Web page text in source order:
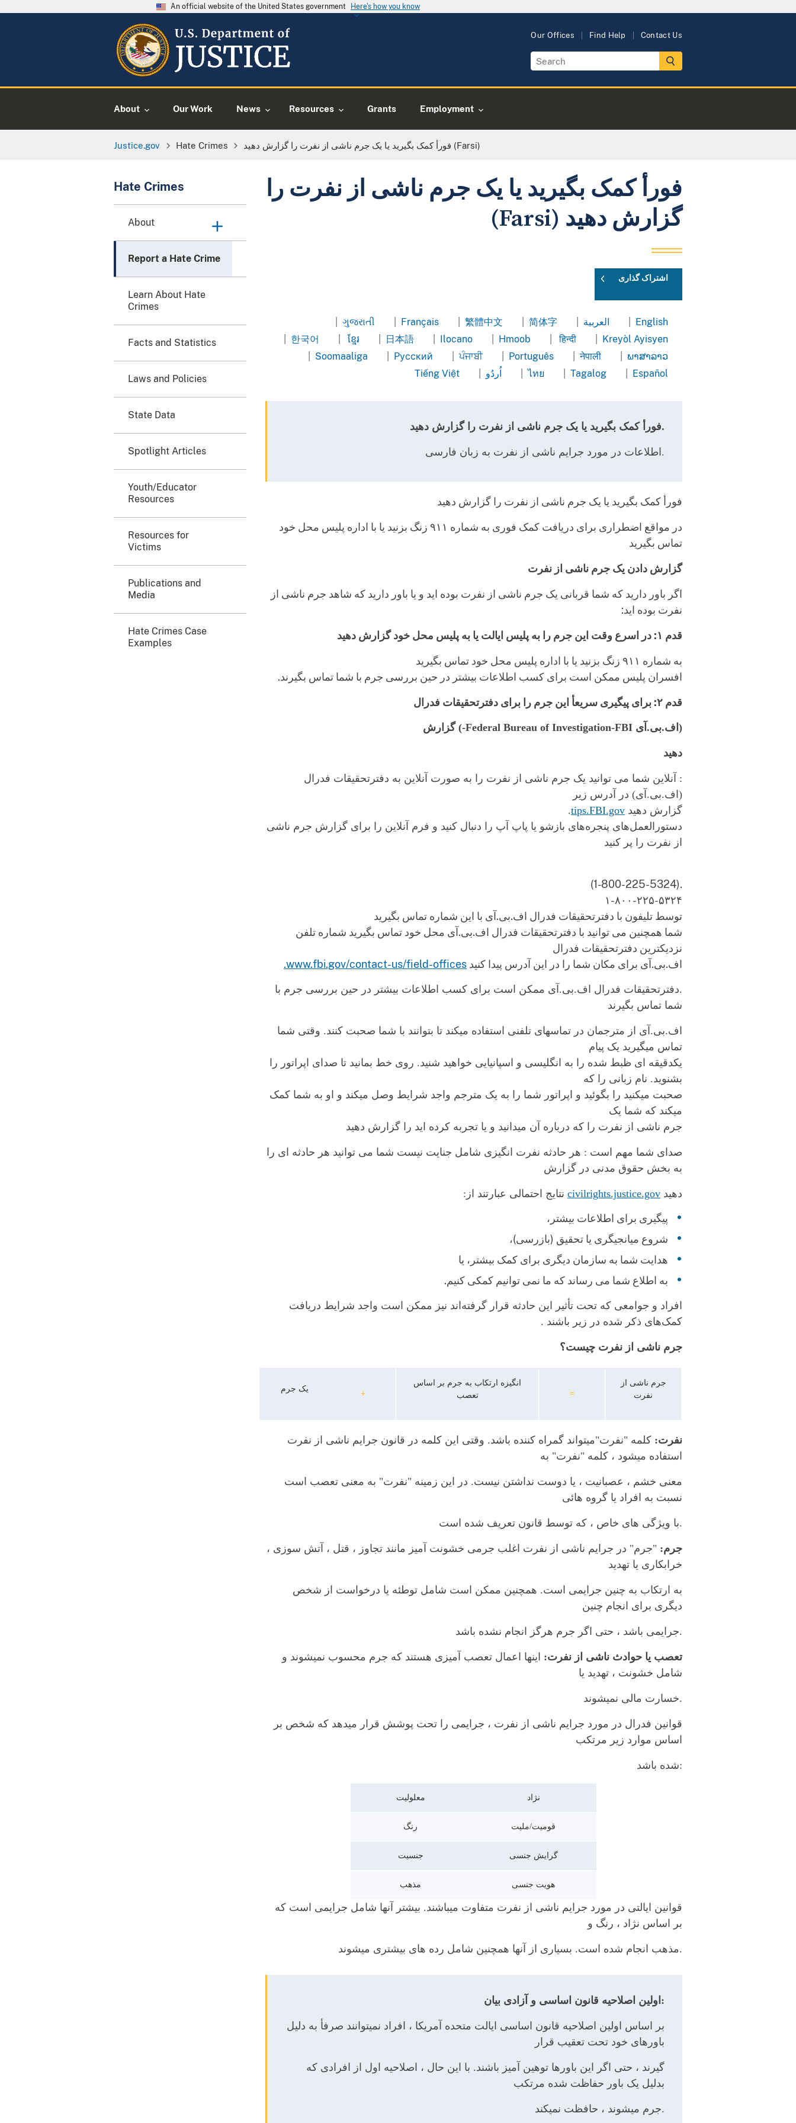
An official website of the United States government Here's how you know
Our Offices Find Help Contact Us
About Our Work News Resources Grants Employment
Justice.gov Hate Crimes فورأ کمک بگیرید یا یک جرم ناشی از نفرت را گزارش دهید (Farsi)
Hate Crimes
About
Report a Hate Crime
Learn About Hate
Crimes
Facts and Statistics
Laws and Policies
State Data
Spotlight Articles
Youth/Educator
Resources
Resources for
Victims
Publications and
Media
Hate Crimes Case
Examples
فورأ کمک بگیرید یا یک جرم ناشی از نفرت را
گزارش دهید (Farsi)
اشتراک گذاری
English العربية 简体字
繁體中文
Français
ગુજરાતી
Kreyòl Ayisyen
हिन्दी
Hmoob
Ilocano
日本語
ខ្មែរ
한국어
ພາສາລາວ
नेपाली
Português
ਪੰਜਾਬੀ
Pусский
Soomaaliga
Español
Tagalog
ไทย اُردُو Tiếng Việt
.فورأ کمک بگیرید یا یک جرم ناشی از نفرت را گزارش دهید
.اطلاعات در مورد جرایم ناشی از نفرت به زبان فارسی
فورأ کمک بگیرید یا یک جرم ناشی از نفرت را گزارش دهید
در مواقع اضطراری برای دریافت کمک فوری به شماره ۹۱۱ زنگ بزنید یا با اداره پلیس محل خود
تماس بگیرید
گزارش دادن یک جرم ناشی از نفرت
اگر باور دارید که شما قربانی یک جرم ناشی از نفرت بوده اید و یا باور دارید که شاهد جرم ناشی از
نفرت بوده اید:
قدم ١: در اسرع وقت این جرم را به پلیس ایالت یا به پلیس محل خود گزارش دهید
به شماره ۹۱۱ زنگ بزنید یا با اداره پلیس محل خود تماس بگیرید
افسران پلیس ممکن است برای کسب اطلاعات بیشتر در حین بررسی جرم با شما تماس بگیرند.
قدم ۲: برای پیگیری سریعأ این جرم را برای دفترتحقیقات فدرال
(اف.بی.آی Federal Bureau of Investigation-FBI- ) گزارش
دهید
: آنلاین شما می توانید یک جرم ناشی از نفرت را به صورت آنلاین به دفترتحقیقات فدرال
(اف.بی.آی) در آدرس زیر
گزارش دهید tips.FBI.gov
.
دستورالعمل‌های پنجره‌های بازشو یا پاپ آپ را دنبال کنید و فرم آنلاین را برای گزارش جرم ناشی
از نفرت را پر کنید
.(1-800-225-5324)
۱-۸۰۰-۲۲۵-۵۳۲۴
توسط تلیفون با دفترتحقیقات فدرال اف.بی.آی با این شماره تماس بگیرید
شما همچنین می توانید با دفترتحقیقات فدرال اف.بی.آی محل خود تماس بگیرید شماره تلفن
نزدیکترین دفترتحقیقات فدرال
اف.بی.آی برای مکان شما را در این آدرس پیدا کنید www.fbi.gov/contact-us/field-offices.
.دفترتحقیقات فدرال اف.بی.آی ممکن است برای کسب اطلاعات بیشتر در حین بررسی جرم با
شما تماس بگیرند
اف.بی.آی از مترجمان در تماسهای تلفنی استفاده میکند تا بتوانند با شما صحبت کنند. وقتی شما
تماس میگیرید یک پیام
یکدقیقه ای ظبط شده را به انگلیسی و اسپانیایی خواهید شنید. روی خط بمانید تا صدای اپراتور را
بشنوید. نام زبانی را که
صحبت میکنید را بگوئید و اپراتور شما را به یک مترجم واجد شرایط وصل میکند و او به شما کمک
میکند که شما یک
جرم ناشی از نفرت را که درباره آن میدانید و یا تجربه کرده اید را گزارش دهید
صدای شما مهم است : هر حادثه نفرت انگیزی شامل جنایت نیست شما می توانید هر حادثه ای را
به بخش حقوق مدنی در گزارش
دهید civilrights.justice.gov نتایج احتمالی عبارتند از:
پیگیری برای اطلاعات بیشتر،
شروع میانجیگری یا تحقیق (بازرسی)،
هدایت شما به سازمان دیگری برای کمک بیشتر، یا
به اطلاع شما می رساند که ما نمی توانیم کمکی کنیم.
افراد و جوامعی که تحت تأثیر این حادثه قرار گرفته‌اند نیز ممکن است واجد شرایط دریافت
کمک‌های ذکر شده در زیر باشند .
جرم ناشی از نفرت چیست؟
جرم ناشی از
نفرت
=
انگیزه ارتکاب به جرم بر اساس
تعصب
+
یک جرم
نفرت: کلمه "نفرت"میتواند گمراه کننده باشد. وقتی این کلمه در قانون جرایم ناشی از نفرت
استفاده میشود ، کلمه "نفرت" به
معنی خشم ، عصبانیت ، یا دوست نداشتن نیست. در این زمینه "نفرت" به معنی تعصب است
نسبت به افراد یا گروه هائی
.با ویژگی های خاص ، که توسط قانون تعریف شده است
جرم: "جرم" در جرایم ناشی از نفرت اغلب جرمی خشونت آمیز مانند تجاوز ، قتل ، آتش سوزی ،
خرابکاری یا تهدید
به ارتکاب به چنین جرایمی است. همچنین ممکن است شامل توطئه یا درخواست از شخص
دیگری برای انجام چنین
.جرایمی باشد ، حتی اگر جرم هرگز انجام نشده باشد
تعصب یا حوادث ناشی از نفرت: اینها اعمال تعصب آمیزی هستند که جرم محسوب نمیشوند و
شامل خشونت ، تهدید یا
.خسارت مالی نمیشوند
قوانین فدرال در مورد جرایم ناشی از نفرت ، جرایمی را تحت پوشش قرار میدهد که شخص بر
اساس موارد زیر مرتکب
:شده باشد
نژاد معلولیت
قومیت/ملیت رنگ
گرایش جنسی جنسیت
هویت جنسی مذهب
قوانین ایالتی در مورد جرایم ناشی از نفرت متفاوت میباشند. بیشتر آنها شامل جرایمی است که
بر اساس نژاد ، رنگ و
.مذهب انجام شده است. بسیاری از آنها همچنین شامل رده های بیشتری میشوند
:اولین اصلاحیه قانون اساسی و آزادی بیان
بر اساس اولین اصلاحیه قانون اساسی ایالت متحده آمریکا ، افراد نمیتوانند صرفأ به دلیل
باورهای خود تحت تعقیب قرار
گیرند ، حتی اگر این باورها توهین آمیز باشند. با این حال ، اصلاحیه اول از افرادی که
بدلیل یک باور حفاظت شده مرتکب
.جرم میشوند ، حافظت نمیکند
Arabic
Chinese
Simplified
Chinese
Traditional
French
Gujarati
Haitian
Creole
Hindi
Hmong
Ilocano
Japanese
Khmer
Korean
Lao
Nepali
Português
Punjabi
Russian